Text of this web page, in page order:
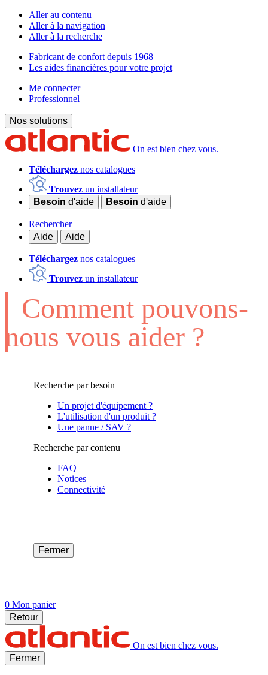
Aller au contenu
Aller à la navigation
Aller à la recherche
Fabricant de confort depuis 1968
Les aides financières pour votre projet
Me connecter
Professionnel
Nos solutions
On est bien chez vous.
Téléchargez nos catalogues
Trouvez un installateur
Besoin d'aide Besoin d'aide
Rechercher
Aide
Aide
Téléchargez nos catalogues
Trouvez un installateur
Comment pouvons-
nous vous aider ?
Recherche par besoin
Un projet d'équipement ?
L'utilisation d'un produit ?
Une panne / SAV ?
Recherche par contenu
FAQ
Notices
Connectivité
Fermer
0 Mon panier
Retour
On est bien chez vous.
Fermer